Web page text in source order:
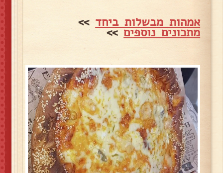
אמהות מבשלות ביחד >>
מתכונים נוספים>>